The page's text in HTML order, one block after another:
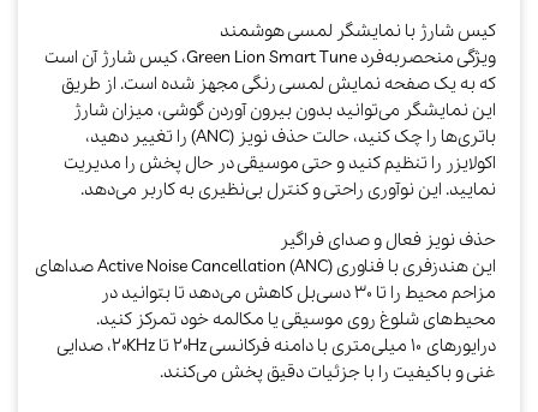
کیس شارژ با نمایشگر لمسی هوشمند
ویژگی منحصر‌به‌فرد Green Lion Smart Tune، کیس شارژ آن است
که به یک صفحه نمایش لمسی رنگی مجهز شده است. از طریق
این نمایشگر می‌توانید بدون بیرون آوردن گوشی، میزان شارژ
باتری‌ها را چک کنید، حالت حذف نویز (ANC) را تغییر دهید،
اکولایزر را تنظیم کنید و حتی موسیقی در حال پخش را مدیریت
نمایید. این نوآوری راحتی و کنترل بی‌نظیری به کاربر می‌دهد.​
حذف نویز فعال و صدای فراگیر
این هندزفری با فناوری Active Noise Cancellation (ANC) صداهای
مزاحم محیط را تا ۳۰ دسی‌بل کاهش می‌دهد تا بتوانید در
محیط‌های شلوغ روی موسیقی یا مکالمه خود تمرکز کنید.
درایورهای ۱۰ میلی‌متری با دامنه فرکانسی ۲۰Hz تا ۲۰KHz، صدایی
غنی و باکیفیت را با جزئیات دقیق پخش می‌کنند.​